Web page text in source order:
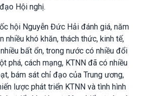
Hội nghị.
hội Nguyễn Đức Hải đánh giá, năm
nhiều khó khăn, thách thức, kinh tế,
bất ổn, trong nước có nhiều đổi
phá, cách mạng, KTNN đã có nhiều
bám sát chỉ đạo của Trung ương,
lược phát triển KTNN và tình hình